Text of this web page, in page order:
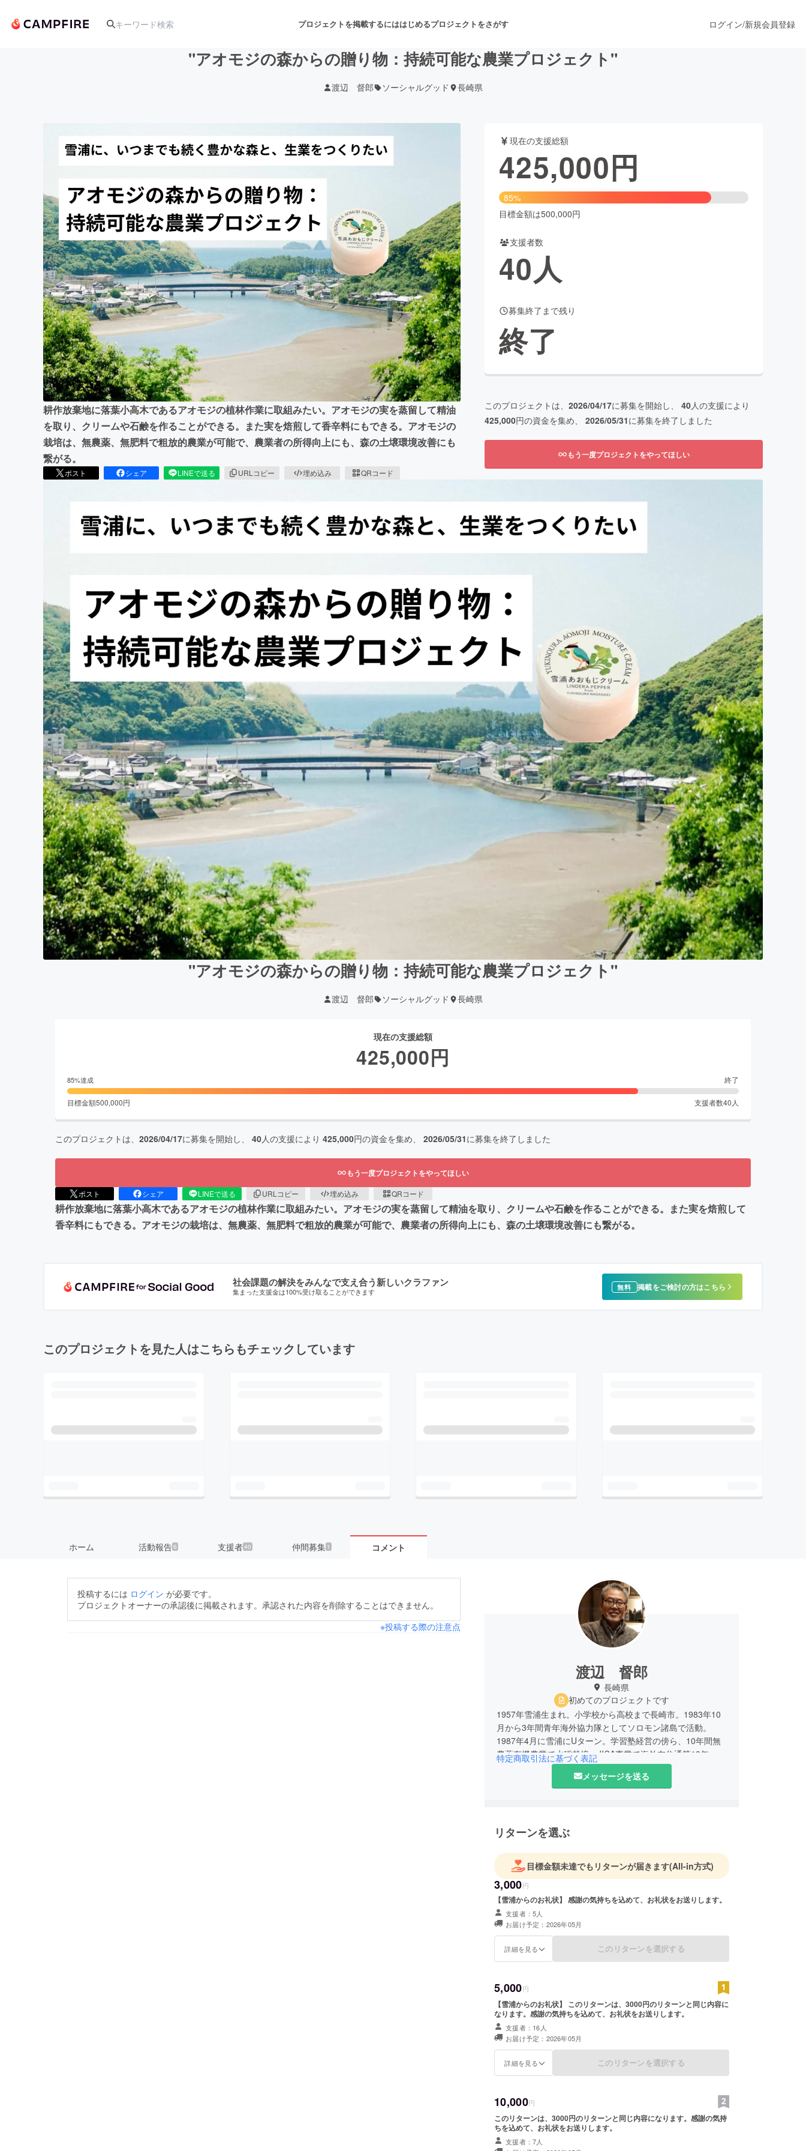
プロジェクトを掲載するにははじめるプロジェクトをさがす
アート・写真 音楽 舞台・パフォーマンス
ゲーム・サービス開発 ファッション
映像・映画 書籍・雑誌出版 アニメ・漫画
ビジネス・起業 チャレンジ ビューティー・ヘルスケア
まちづくり・地域活性化
CAMPFIRE for Social GoodCAMPFIRE Creation
CAMPFIREふるさと納税machi-yaコミュニティ
ログイン/新規会員登録
"アオモジの森からの贈り物：持続可能な農業プロジェクト"
渡辺 督郎 ソーシャルグッド 長崎県
耕作放棄地に落葉小高木であるアオモジの植林作業に取組みたい。アオモジの実を蒸留して精油
を取り、クリームや石鹸を作ることができる。また実を焙煎して香辛料にもできる。アオモジの
栽培は、無農薬、無肥料で粗放的農業が可能で、農業者の所得向上にも、森の土壌環境改善にも
繋がる。
ポスト シェア LINEで送る URLコピー 埋め込み QRコード
現在の支援総額
425,000円
85%
目標金額は500,000円
支援者数
40人
募集終了まで残り
終了
このプロジェクトは、 2026/04/17に募集を開始し、 40人の支援により
425,000円の資金を集め、 2026/05/31に募集を終了しました
もう一度プロジェクトをやってほしい
"アオモジの森からの贈り物：持続可能な農業プロジェクト"
渡辺 督郎 ソーシャルグッド 長崎県
現在の支援総額
425,000円
85%達成 終了
目標金額500,000円 支援者数40 人
このプロジェクトは、 2026/04/17に募集を開始し、 40人の支援により 425,000円の資金を集め、 2026/05/31に募集を終了しました
もう一度プロジェクトをやってほしい
ポスト シェア LINEで送る URLコピー 埋め込み QRコード
耕作放棄地に落葉小高木であるアオモジの植林作業に取組みたい。アオモジの実を蒸留して精油を取り、クリームや石鹸を作ることができる。また実を焙煎して
香辛料にもできる。アオモジの栽培は、無農薬、無肥料で粗放的農業が可能で、農業者の所得向上にも、森の土壌環境改善にも繋がる。
社会課題の解決をみんなで支え合う新しいクラファン
集まった支援金は100%受け取ることができます 無料 掲載をご検討の方はこちら
このプロジェクトを見た人はこちらもチェックしています
ホーム 活動報告6 支援者40 仲間募集 1 コメント
投稿するには ログイン が必要です。
プロジェクトオーナーの承認後に掲載されます。承認された内容を削除することはできません。
※投稿する際の注意点
渡辺 督郎
長崎県
初めてのプロジェクトです
1957年雪浦生まれ。小学校から高校まで長崎市。1983年10
月から3年間青年海外協力隊としてソロモン諸島で活動。
1987年4月に雪浦にUターン。学習塾経営の傍ら、10年間無
農薬有機農業で水稲栽培。JICA事業で海外在住通算13年。東
日本大震災時には、（公社）青年海外協力協会の職員とし
て、岩手県沿岸自治体の震災支援活動に1年7カ月、2012年
特定商取引法に基づく表記
メッセージを送る
リターンを選ぶ
目標金額未達でもリターンが届きます(All-in方式)
3,000円
【雪浦からのお礼状】 感謝の気持ちを込めて、お礼状をお送りします。
支援者：5人
お届け予定：2026年05月
詳細を見る このリターンを選択する
5,000円
【雪浦からのお礼状】 このリターンは、3000円のリターンと同じ内容に
なります。感謝の気持ちを込めて、お礼状をお送りします。
支援者：16人
お届け予定：2026年05月
詳細を見る このリターンを選択する
10,000円
このリターンは、3000円のリターンと同じ内容になります。感謝の気持
ちを込めて、お礼状をお送りします。
支援者：7人